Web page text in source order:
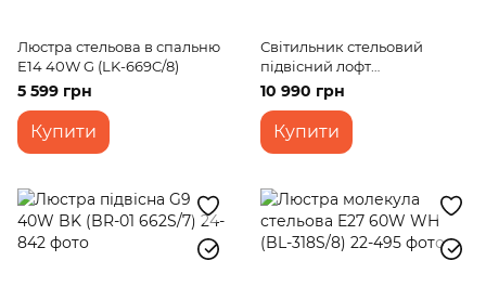
Люстра стельова в спальню
E14 40W G (LK-669C/8)
5 599 грн
Купити
Світильник стельовий
підвісний лофт
світлодіодний BR-921S/144W
10 990 грн
Купити